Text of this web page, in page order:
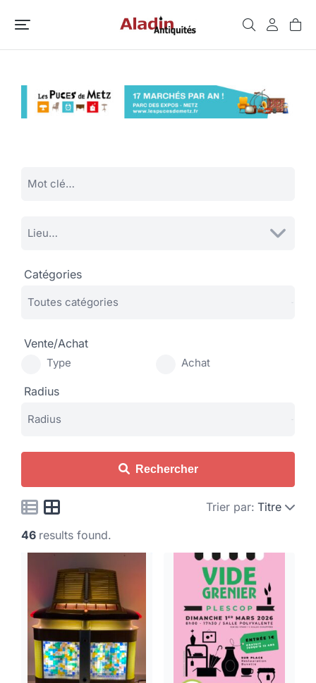
Catégories
Vente/Achat
Type Achat
Radius
Rechercher
Trier par: Titre
46 results found.